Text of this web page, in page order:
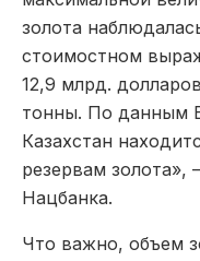
золота
стоимостном
12,9 млрд.
тонны. По данным
Казахстан
резервам
Нацбанка.
Что важно, объем